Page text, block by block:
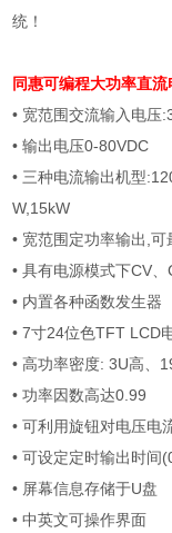
统！
同惠可编程大功率直流
• 宽范围交流输入电压
• 输出电压0-80VDC
• 三种电流输出机型
W,15kW
• 宽范围定功率输出 ,可
• 具有电源模式下CV 、
• 内置各种函数发生器
• 7寸24位色TFT LCD
• 高功率密度: 3U高、
• 功率因数高达0.99
• 可利用旋钮对电压电
• 可设定定时输出时间
• 屏幕信息存储于U盘
• 中英文可操作界面